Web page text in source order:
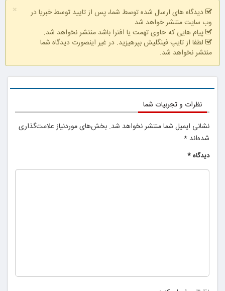
محدود!!!!
×
دیدگاه های ارسال شده توسط شما، پس از تایید توسط خبریا در
وب سایت منتشر خواهد شد
پیام هایی که حاوی تهمت یا افترا باشد منتشر نخواهد شد.
لطفا از تایپ فینگلیش بپرهیزید. در غیر اینصورت دیدگاه شما
منتشر نخواهد شد.
نظرات و تجربیات شما
نشانی ایمیل شما منتشر نخواهد شد. بخش‌های موردنیاز علامت‌گذاری
شده‌اند *
دیدگاه*